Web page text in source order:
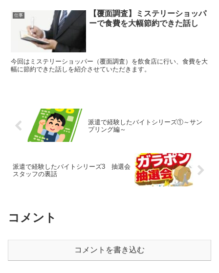
仕事
【覆面調査】ミステリーショッパ
ーで食費を大幅節約できた話し
今回はミステリーショッパー（覆面調査）を飲食店に行い、食費を大
幅に節約できた話しを紹介させていただきます。
派遣で経験したバイトシリーズ①～サン
プリング編～
派遣で経験したバイトシリーズ3 抽選会
スタッフの裏話
コメント
コメントを書き込む